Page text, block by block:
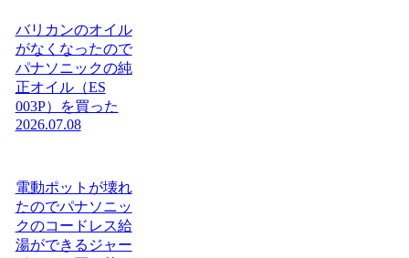
バリカンのオイル
がなくなったので
パナソニックの純
正オイル（ES
003P）を買った
2026.07.08
電動ポットが壊れ
たのでパナソニッ
クのコードレス給
湯ができるジャー